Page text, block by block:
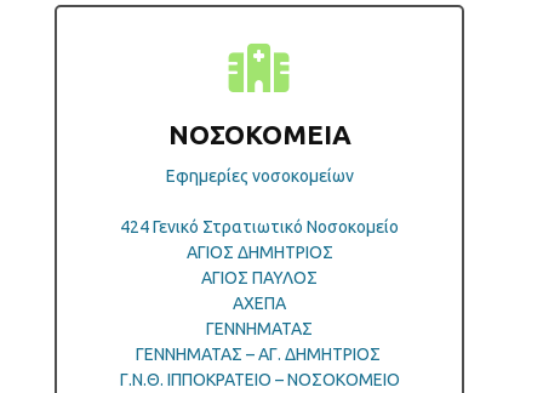
ΝΟΣΟΚΟΜΕΙΑ
Εφημερίες νοσοκομείων
424 Γενικό Στρατιωτικό Νοσοκομείο
ΑΓΙΟΣ ΔΗΜΗΤΡΙΟΣ
ΑΓΙΟΣ ΠΑΥΛΟΣ
ΑΧΕΠΑ
ΓΕΝΝΗΜΑΤΑΣ
ΓΕΝΝΗΜΑΤΑΣ – ΑΓ. ΔΗΜΗΤΡΙΟΣ
Γ.Ν.Θ. ΙΠΠΟΚΡΑΤΕΙΟ – ΝΟΣΟΚΟΜΕΙΟ